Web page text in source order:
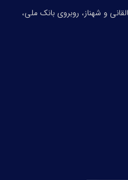
مابین طالقانی و شهناز، روبروی بانک ملی،